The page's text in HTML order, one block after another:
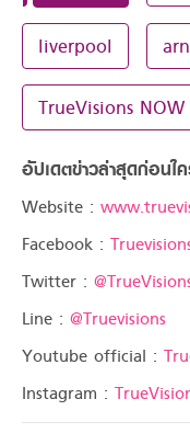
liverpool
TrueVisions NOW
อัปเดตข่าวล่าสุดก่อนใ
Website :
Facebook :
Twitter :
Line : @Truevisions
Youtube official :
Instagram :